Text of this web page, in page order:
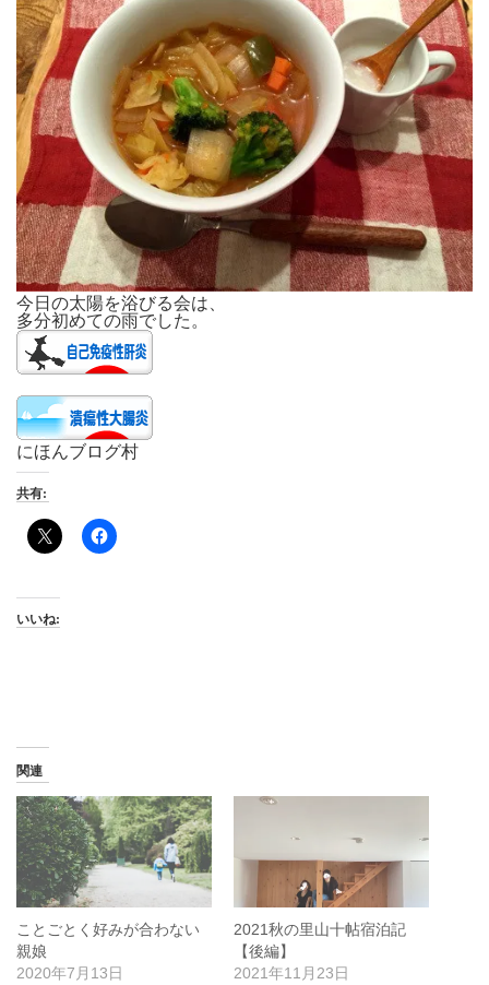
今日の太陽を浴びる会は、
多分初めての雨でした。
にほんブログ村
共有:
いいね:
関連
ことごとく好みが合わない
親娘
2020年7月13日
2021秋の里山十帖宿泊記
【後編】
2021年11月23日